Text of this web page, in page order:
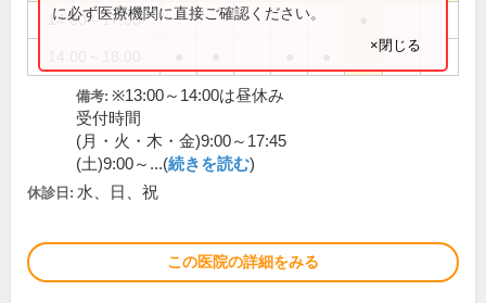
14:00～17:00
に必ず医療機関に直接ご確認ください。
×閉じる
備考: ※13:00～14:00は昼休み
受付時間
(月・火・木・金)9:00～17:45
(土)9:00～...(続きを読む)
休診日: 水、日、祝
この医院の詳細をみる